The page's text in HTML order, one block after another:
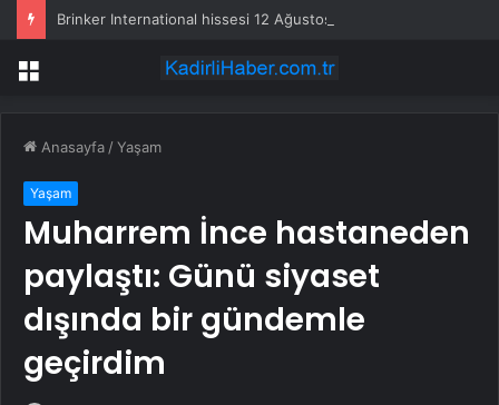
Menü
Anasayfa /Yaşam
Yaşam
Muharrem İnce hastaneden
paylaştı: Günü siyaset
dışında bir gündemle
geçirdim